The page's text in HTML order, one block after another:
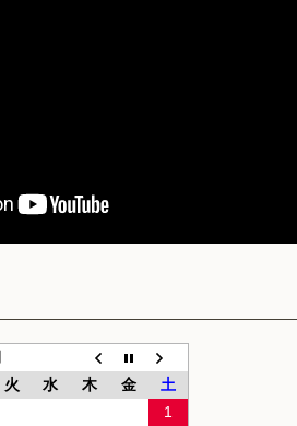
火 水 木 金
土
1